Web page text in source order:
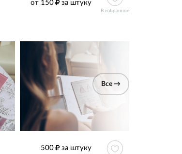
от 150 за штуку
В избранное
Все →
500
за штуку